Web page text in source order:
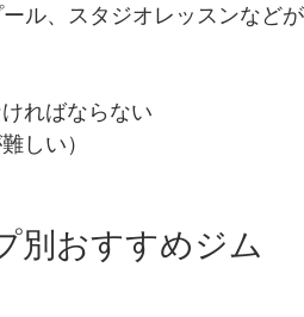
ル、スタジオレッスンなど
ればならない
しい）
別おすすめジム